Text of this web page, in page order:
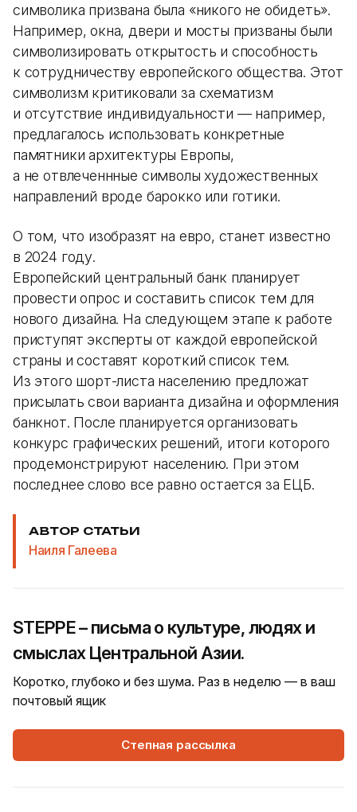
символика призвана была «никого не обидеть».
Например, окна, двери и мосты призваны были
символизировать открытость и способность
к сотрудничеству европейского общества. Этот
символизм критиковали за схематизм
и отсутствие индивидуальности — например,
предлагалось использовать конкретные
памятники архитектуры Европы,
а не отвлеченнные символы художественных
направлений вроде барокко или готики.
О том, что изобразят на евро, станет известно
в 2024 году.
Европейский центральный банк планирует
провести опрос и составить список тем для
нового дизайна. На следующем этапе к работе
приступят эксперты от каждой европейской
страны и составят короткий список тем.
Из этого шорт-листа населению предложат
присылать свои варианта дизайна и оформления
банкнот. После планируется организовать
конкурс графических решений, итоги которого
продемонстрируют населению. При этом
последнее слово все равно остается за ЕЦБ.
АВТОР СТАТЬИ
Наиля Галеева
STEPPE – письма о культуре, людях и
смыслах Центральной Азии.
Коротко, глубоко и без шума. Раз в неделю — в ваш
почтовый ящик
Степная рассылка